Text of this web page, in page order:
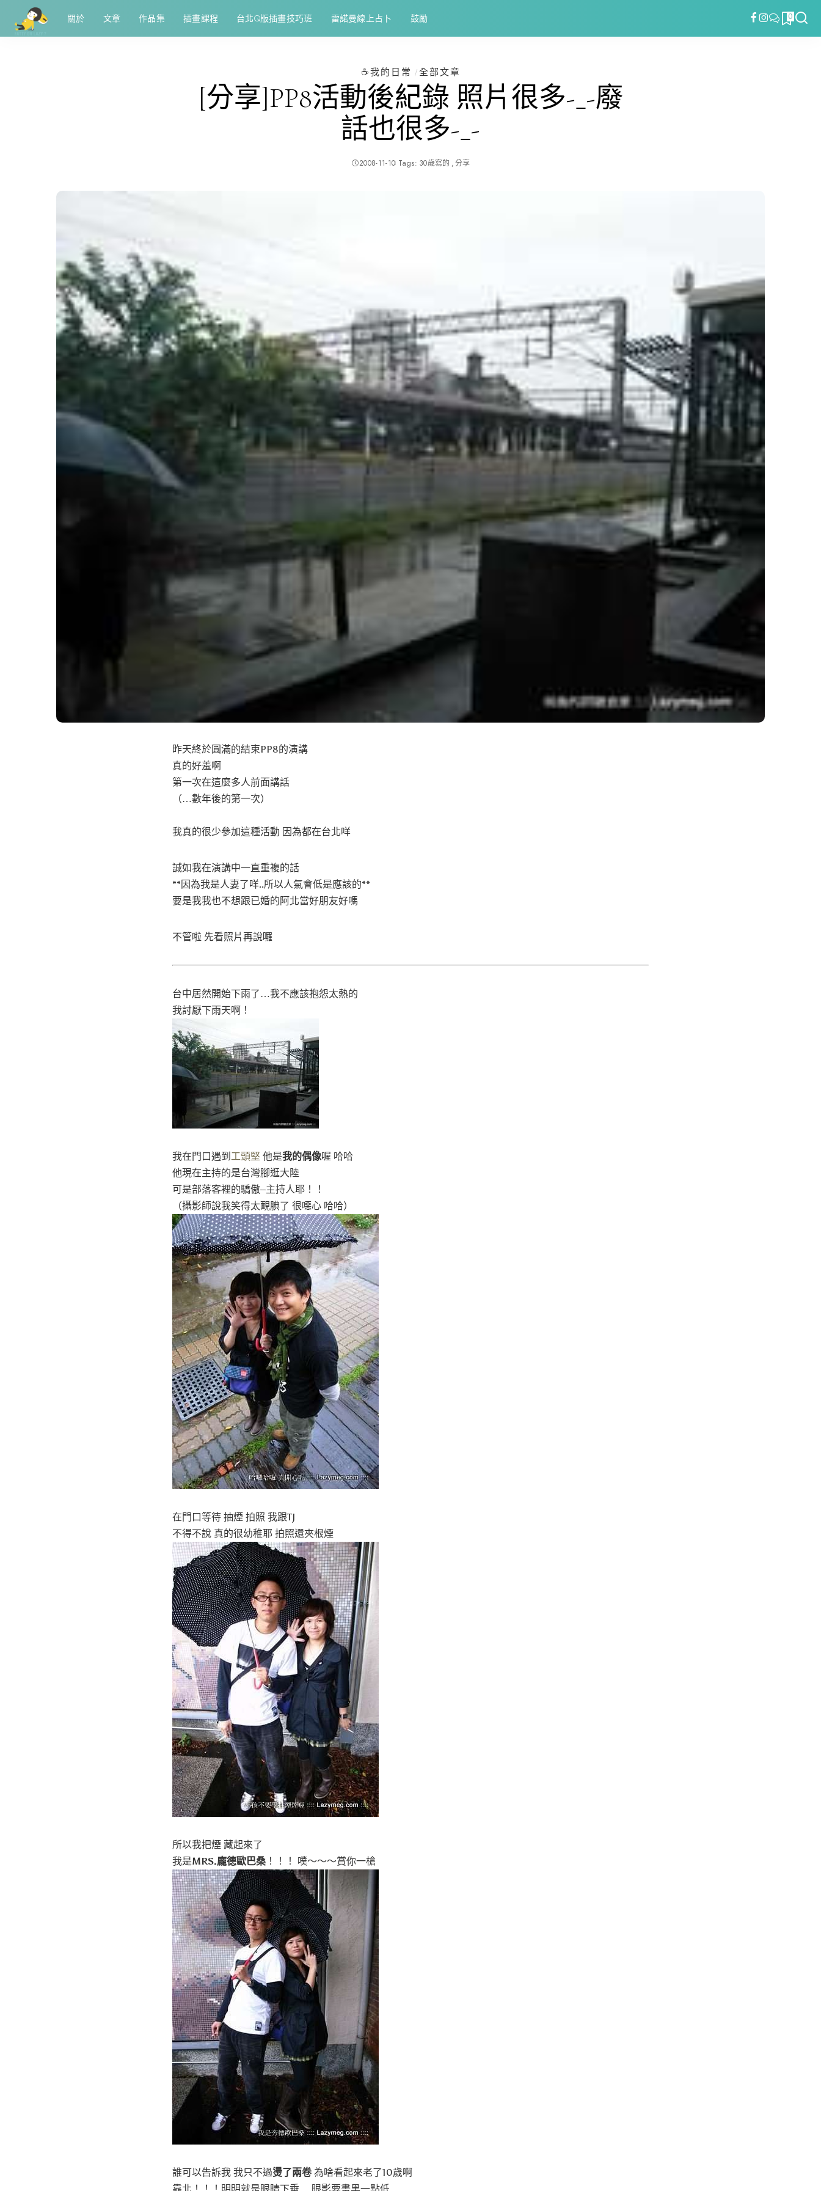
關於 文章 作品集 插畫課程 台北Q版插畫技巧班 雷諾曼線上占卜 鼓勵 0
☕️我的日常 全部文章
[分享]PP8活動後紀錄 照片很多-_-廢
話也很多-_-
2008-11-10 Tags: 30歲寫的 分享
昨天終於圓滿的結束PP8的演講
真的好羞啊
第一次在這麼多人前面講話
（…數年後的第一次）
我真的很少參加這種活動 因為都在台北咩
誠如我在演講中一直重複的話
**因為我是人妻了咩..所以人氣會低是應該的**
要是我我也不想跟已婚的阿北當好朋友好嗎
不管啦 先看照片再說囉
台中居然開始下雨了…我不應該抱怨太熱的
我討厭下雨天啊！
我在門口遇到 工頭堅 他是我的偶像喔 哈哈
他現在主持的是台灣腳逛大陸
可是部落客裡的驕傲–主持人耶！！
（攝影師說我笑得太靦腆了 很噁心 哈哈）
在門口等待 抽煙 拍照 我跟TJ
不得不說 真的很幼稚耶 拍照還夾根煙
所以我把煙 藏起來了
我是MRS.龐德歐巴桑 ！！！ 噗～～～賞你一槍
誰可以告訴我 我只不過燙了兩卷為啥看起來老了10歲啊